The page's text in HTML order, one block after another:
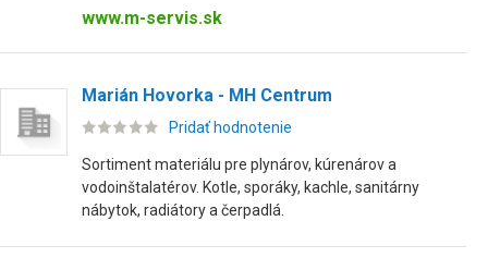
www.m-servis.sk
Marián Hovorka - MH Centrum
Pridať hodnotenie
Sortiment materiálu pre plynárov, kúrenárov a
vodoinštalatérov. Kotle, sporáky, kachle, sanitárny
nábytok, radiátory a čerpadlá.